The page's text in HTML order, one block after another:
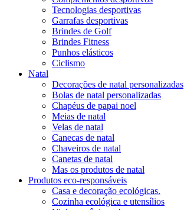
Tecnologias desportivas
Garrafas desportivas
Brindes de Golf
Brindes Fitness
Punhos elásticos
Ciclismo
Natal
Decorações de natal personalizadas
Bolas de natal personalizadas
Chapéus de papai noel
Meias de natal
Velas de natal
Canecas de natal
Chaveiros de natal
Canetas de natal
Mas os produtos de natal
Produtos eco-responsáveis
Casa e decoração ecológicas.
Cozinha ecológica e utensílios